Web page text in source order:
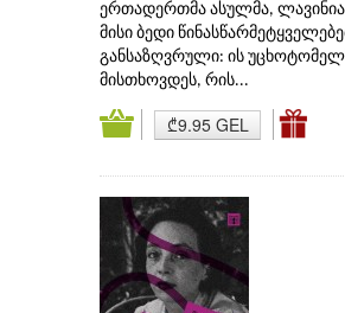
ერთადერთმა ასულმა,
მისი ბედი
განსაზღვრული: ის
მისთხოვდეს, რის...
₾9.95 GEL